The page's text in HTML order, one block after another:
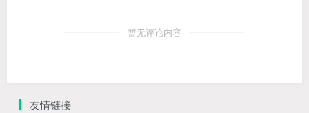
暂无评论内容
友情链接